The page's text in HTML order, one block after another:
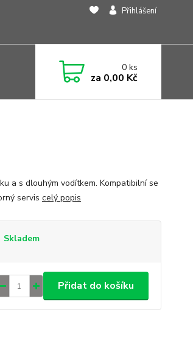
Přihlášení
0ks
za 0,00 Kč
a s dlouhým vodítkem. Kompatibilní se
servis celý popis
Skladem
Přidat do košíku